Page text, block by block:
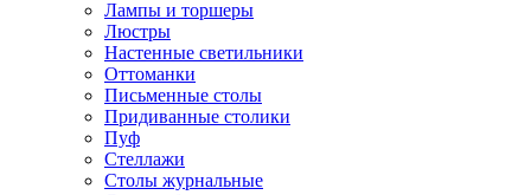
Лампы и торшеры
Люстры
Настенные светильники
Оттоманки
Письменные столы
Придиванные столики
Пуф
Стеллажи
Столы журнальные